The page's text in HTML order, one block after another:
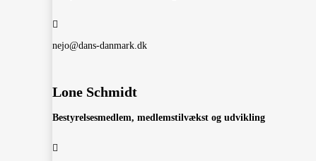
nejo@dans-danmark.dk
Lone Schmidt
Bestyrelsesmedlem, medlemstilvækst og udvikling